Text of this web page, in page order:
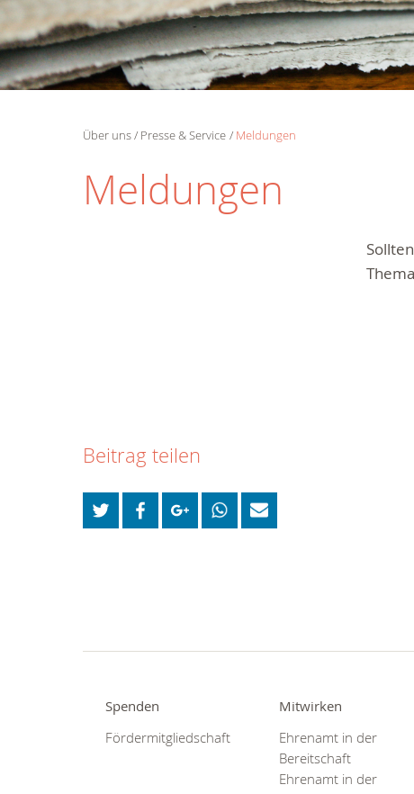
Über uns Presse & Service Meldungen
Meldungen
Beitrag teilen
Spenden
Fördermitgliedschaft
Mitwirken
Ehrenamt in der
Bereitschaft
Ehrenamt in der